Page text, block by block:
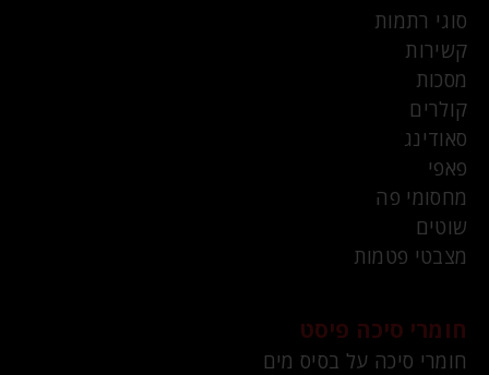
סוגי רתמות
קשירות
מסכות
קולרים
סאודינג
פאפי
מחסומי פה
שוטים
מצבטי פטמות
חומרי סיכה פיסט
חומרי סיכה על בסיס מים